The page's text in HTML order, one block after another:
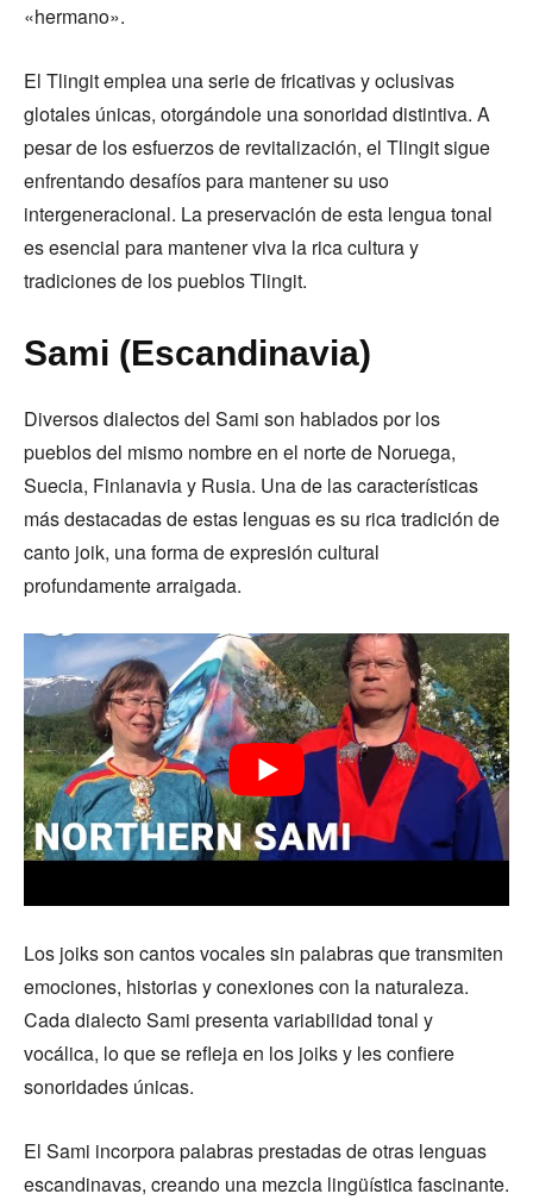
«hermano».
El Tlingit emplea una serie de fricativas y oclusivas
glotales únicas, otorgándole una sonoridad distintiva. A
pesar de los esfuerzos de revitalización, el Tlingit sigue
enfrentando desafíos para mantener su uso
intergeneracional. La preservación de esta lengua tonal
es esencial para mantener viva la rica cultura y
tradiciones de los pueblos Tlingit.
Sami (Escandinavia)
Diversos dialectos del Sami son hablados por los
pueblos del mismo nombre en el norte de Noruega,
Suecia, Finlanavia y Rusia. Una de las características
más destacadas de estas lenguas es su rica tradición de
canto joik, una forma de expresión cultural
profundamente arraigada.
Los joiks son cantos vocales sin palabras que transmiten
emociones, historias y conexiones con la naturaleza.
Cada dialecto Sami presenta variabilidad tonal y
vocálica, lo que se refleja en los joiks y les confiere
sonoridades únicas.
El Sami incorpora palabras prestadas de otras lenguas
escandinavas, creando una mezcla lingüística fascinante.